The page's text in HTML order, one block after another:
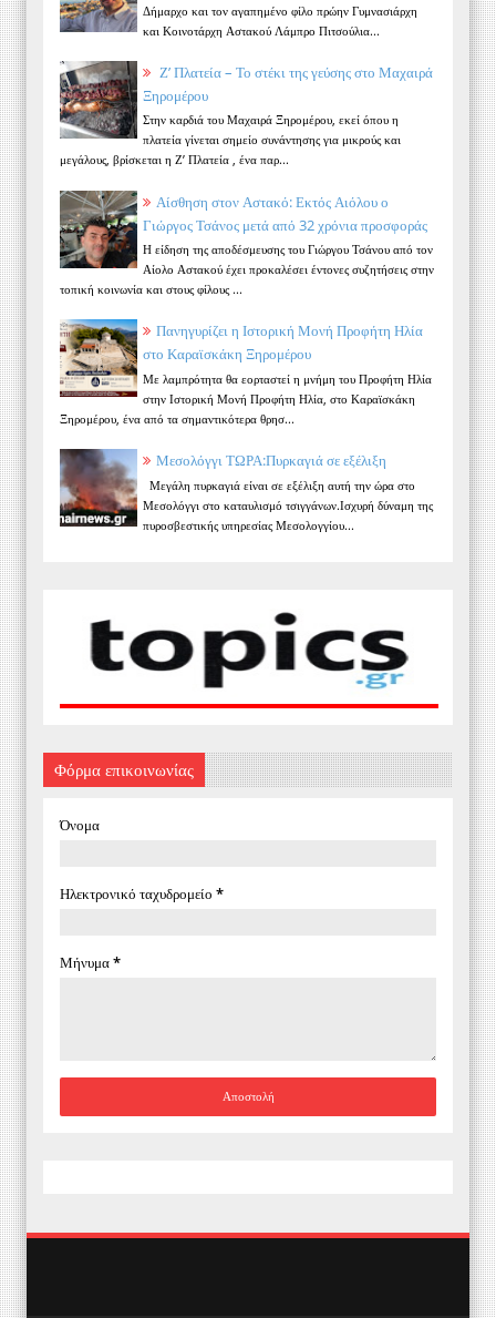
Δήμαρχο και τον αγαπημένο φίλο πρώην Γυμνασιάρχη
και Κοινοτάρχη Αστακού Λάμπρο Πιτσούλια...
Ζ’ Πλατεία – Το στέκι της γεύσης στο Μαχαιρά
Ξηρομέρου
Στην καρδιά του Μαχαιρά Ξηρομέρου, εκεί όπου η
πλατεία γίνεται σημείο συνάντησης για μικρούς και
μεγάλους, βρίσκεται η Ζ’ Πλατεία , ένα παρ...
Αίσθηση στον Αστακό: Εκτός Αιόλου ο
Γιώργος Τσάνος μετά από 32 χρόνια προσφοράς
Η είδηση της αποδέσμευσης του Γιώργου Τσάνου από τον
Αίολο Αστακού έχει προκαλέσει έντονες συζητήσεις στην
τοπική κοινωνία και στους φίλους ...
Πανηγυρίζει η Ιστορική Μονή Προφήτη Ηλία
στο Καραϊσκάκη Ξηρομέρου
Με λαμπρότητα θα εορταστεί η μνήμη του Προφήτη Ηλία
στην Ιστορική Μονή Προφήτη Ηλία, στο Καραϊσκάκη
Ξηρομέρου, ένα από τα σημαντικότερα θρησ...
Μεσολόγγι ΤΩΡΑ:Πυρκαγιά σε εξέλιξη
Μεγάλη πυρκαγιά είναι σε εξέλιξη αυτή την ώρα στο
Μεσολόγγι στο καταυλισμό τσιγγάνων.Ισχυρή δύναμη της
πυροσβεστικής υπηρεσίας Μεσολογγίου...
Φόρμα επικοινωνίας
Όνομα
Ηλεκτρονικό ταχυδρομείο *
Μήνυμα*